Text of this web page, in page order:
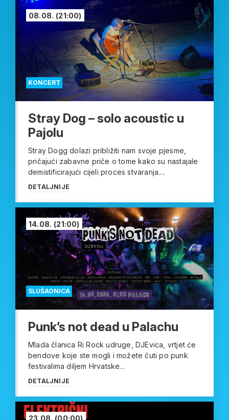
KONCERT
08.08. (21:00)
Stray Dog – solo acoustic u
Pajolu
Stray Dogg dolazi približiti nam svoje pjesme,
pričajući zabavne priče o tome kako su nastajale
demistificirajući cijeli proces stvaranja....
DETALJNIJE
SLUŠAONICA
14.08. (21:00)
Punk’s not dead u Palachu
Mlada članica Ri Rock udruge, DJEvica, vrtjet će
bendove koje ste mogli i možete čuti po punk
festivalima diljem Hrvatske...
DETALJNIJE